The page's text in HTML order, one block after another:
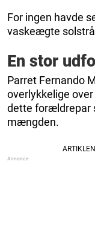
For ingen havde
vaskeægte
En stor
Parret Fernando
overlykkelige
dette forældrepar
mængden.